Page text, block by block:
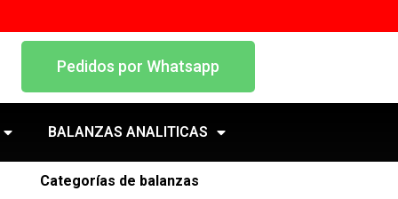
Pedidos por Whatsapp
BALANZAS ANALITICAS
Categorías de balanzas